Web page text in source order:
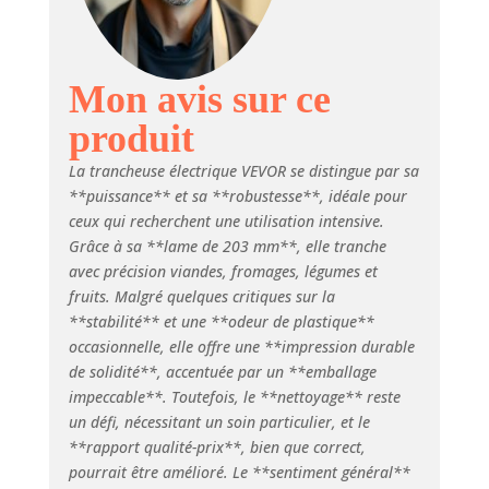
couplé à des lames
tranchantes, notre
permet de trancher
d'ingrédients,
améliorant
considérablement
votre efficacité de
travail. Épaisseur
réglable : la
trancheuse à
charcuterie dispose
d'un bouton de
réglage de
l'épaisseur avec
une plage de 0 à 12
mm/0 à 0,47
pouce. Vous
Mon avis sur ce
produit
La trancheuse électrique VEVOR se distingue par sa
**puissance** et sa **robustesse**, idéale pour
ceux qui recherchent une utilisation intensive.
Grâce à sa **lame de 203 mm**, elle tranche
avec précision viandes, fromages, légumes et
fruits. Malgré quelques critiques sur la
**stabilité** et une **odeur de plastique**
occasionnelle, elle offre une **impression durable
de solidité**, accentuée par un **emballage
impeccable**. Toutefois, le **nettoyage** reste
un défi, nécessitant un soin particulier, et le
**rapport qualité-prix**, bien que correct,
pourrait être amélioré. Le **sentiment général**